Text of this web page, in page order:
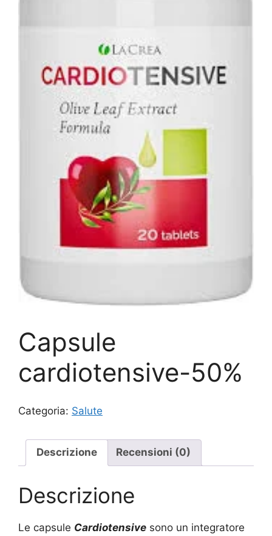
Capsule
cardiotensive-50%
Categoria: Salute
Descrizione Recensioni (0)
Descrizione
Le capsule Cardiotensive sono un integratore